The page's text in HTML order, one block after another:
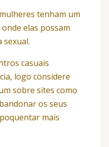
tenham um
elas possam
sexual.
casuais
logo considere
sobre sites como
os seus
mais